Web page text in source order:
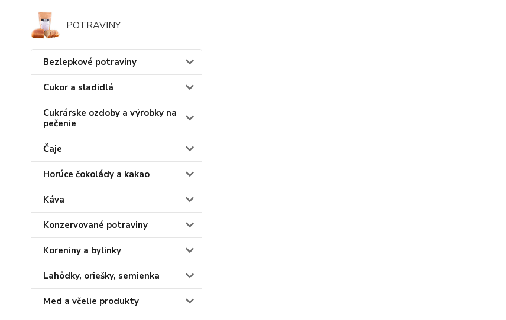
POTRAVINY
Bezlepkové potraviny
Cukor a sladidlá
Cukrárske ozdoby a výrobky na
pečenie
Čaje
Horúce čokolády a kakao
Káva
Konzervované potraviny
Koreniny a bylinky
Lahôdky, oriešky, semienka
Med a včelie produkty